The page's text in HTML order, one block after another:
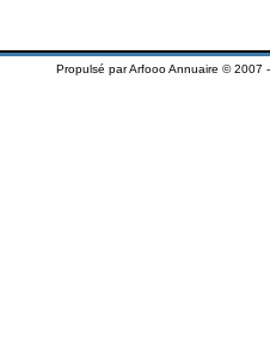
Propulsé parArfooo Annuaire © 2007